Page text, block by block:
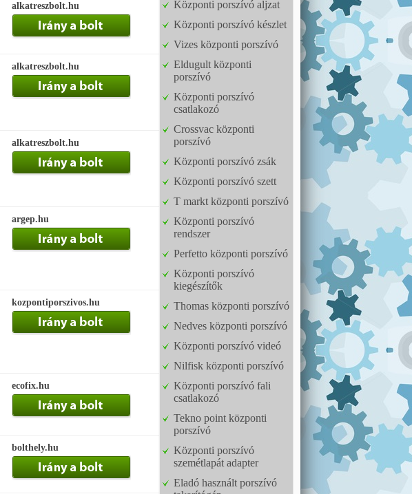
alkatreszbolt.hu
alkatreszbolt.hu
alkatreszbolt.hu
argep.hu
kozpontiporszivos.hu
ecofix.hu
bolthely.hu
Központi porszívó aljzat
Központi porszívó készlet
Vizes központi porszívó
Eldugult központi
porszívó
Központi porszívó
csatlakozó
Crossvac központi
porszívó
Központi porszívó zsák
Központi porszívó szett
T markt központi porszívó
Központi porszívó
rendszer
Perfetto központi porszívó
Központi porszívó
kiegészítők
Thomas központi porszívó
Nedves központi porszívó
Központi porszívó videó
Nilfisk központi porszívó
Központi porszívó fali
csatlakozó
Tekno point központi
porszívó
Központi porszívó
szemétlapát adapter
Eladó használt porszívó